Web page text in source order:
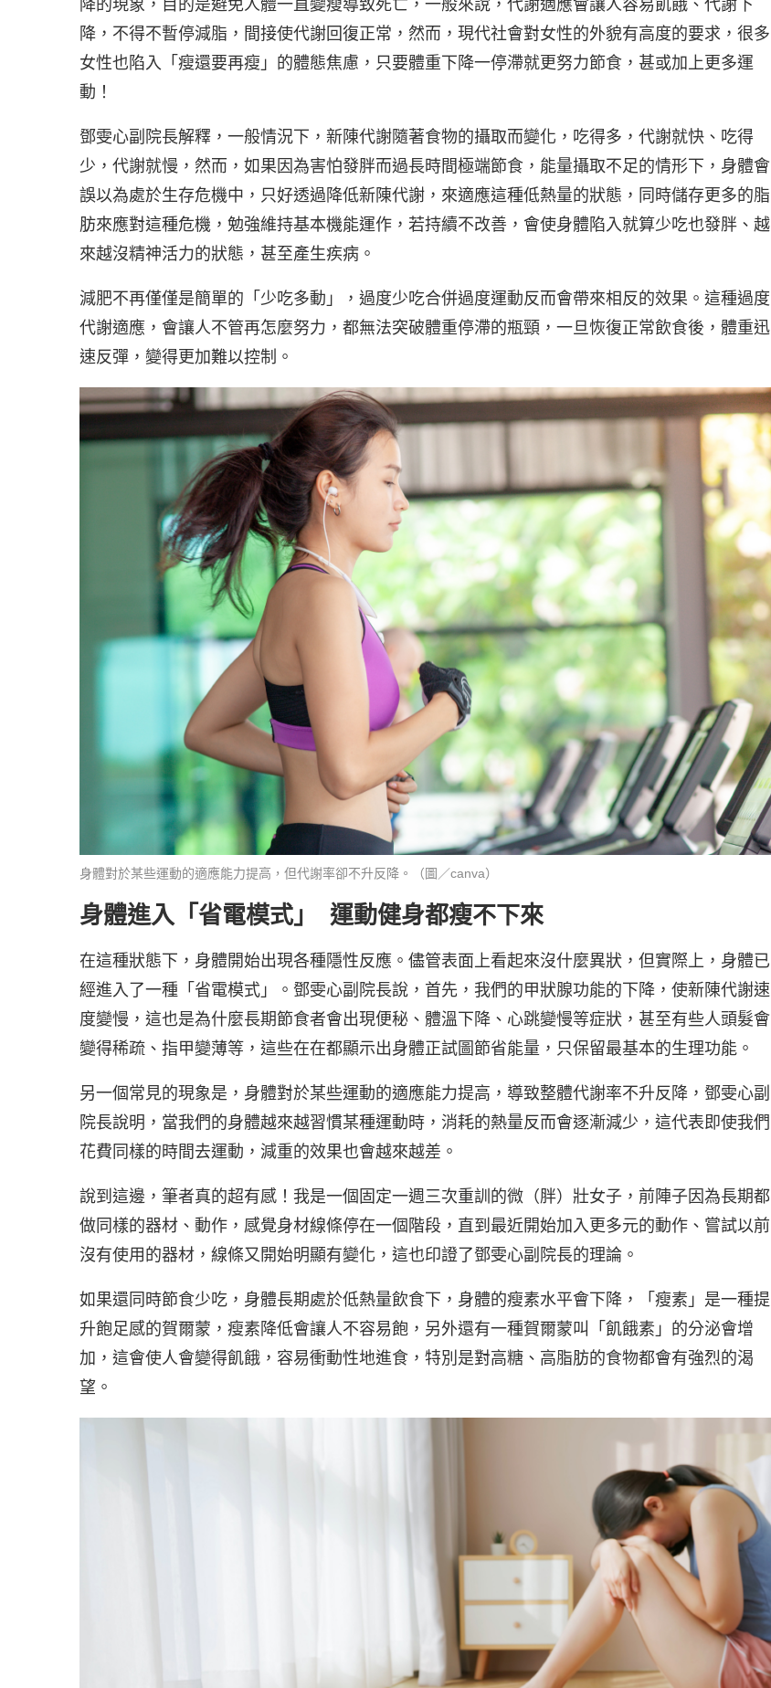
降的現象，目的是避免人體一直變瘦導致死亡，一般來說，代謝適應會讓人容易飢餓、代謝下
降，不得不暫停減脂，間接使代謝回復正常，然而，現代社會對女性的外貌有高度的要求，很多
女性也陷入「瘦還要再瘦」的體態焦慮，只要體重下降一停滯就更努力節食，甚或加上更多運
動！
鄧雯心副院長解釋，一般情況下，新陳代謝隨著食物的攝取而變化，吃得多，代謝就快、吃得
少，代謝就慢，然而，如果因為害怕發胖而過長時間極端節食，能量攝取不足的情形下，身體會
誤以為處於生存危機中，只好透過降低新陳代謝，來適應這種低熱量的狀態，同時儲存更多的脂
肪來應對這種危機，勉強維持基本機能運作，若持續不改善，會使身體陷入就算少吃也發胖、越
來越沒精神活力的狀態，甚至產生疾病。
減肥不再僅僅是簡單的「少吃多動」，過度少吃合併過度運動反而會帶來相反的效果。這種過度
代謝適應，會讓人不管再怎麼努力，都無法突破體重停滯的瓶頸，一旦恢復正常飲食後，體重迅
速反彈，變得更加難以控制。
身體對於某些運動的適應能力提高，但代謝率卻不升反降。（圖／canva）
身體進入「省電模式」 運動健身都瘦不下來
在這種狀態下，身體開始出現各種隱性反應。儘管表面上看起來沒什麼異狀，但實際上，身體已
經進入了一種「省電模式」。鄧雯心副院長說，首先，我們的甲狀腺功能的下降，使新陳代謝速
度變慢，這也是為什麼長期節食者會出現便秘、體溫下降、心跳變慢等症狀，甚至有些人頭髮會
變得稀疏、指甲變薄等，這些在在都顯示出身體正試圖節省能量，只保留最基本的生理功能。
另一個常見的現象是，身體對於某些運動的適應能力提高，導致整體代謝率不升反降，鄧雯心副
院長說明，當我們的身體越來越習慣某種運動時，消耗的熱量反而會逐漸減少，這代表即使我們
花費同樣的時間去運動，減重的效果也會越來越差。
說到這邊，筆者真的超有感！我是一個固定一週三次重訓的微（胖）壯女子，前陣子因為長期都
做同樣的器材、動作，感覺身材線條停在一個階段，直到最近開始加入更多元的動作、嘗試以前
沒有使用的器材，線條又開始明顯有變化，這也印證了鄧雯心副院長的理論。
如果還同時節食少吃，身體長期處於低熱量飲食下，身體的瘦素水平會下降，「瘦素」是一種提
升飽足感的賀爾蒙，瘦素降低會讓人不容易飽，另外還有一種賀爾蒙叫「飢餓素」的分泌會增
加，這會使人會變得飢餓，容易衝動性地進食，特別是對高糖、高脂肪的食物都會有強烈的渴
望。